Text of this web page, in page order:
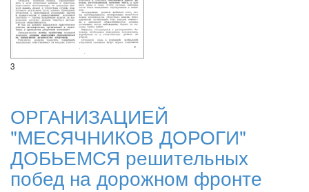
3
ОРГАНИЗАЦИЕЙ
"МЕСЯЧНИКОВ ДОРОГИ"
ДОБЬЕМСЯ решительных
побед на дорожном фронте